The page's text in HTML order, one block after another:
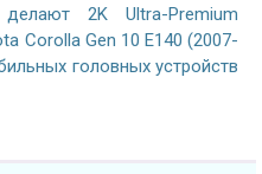
2K Ultra-Premium
Corolla Gen 10 E140 (2007-
головных устройств